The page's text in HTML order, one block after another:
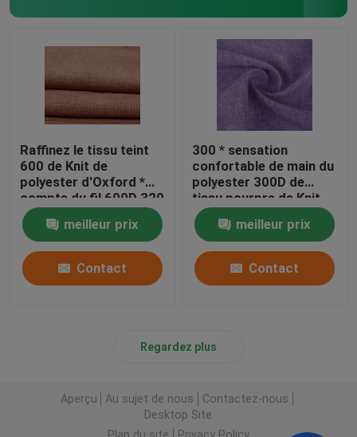
Raffinez le tissu teint
600 de Knit de
polyester d'Oxford *
compte du fil 600D 320
GM/M pour le tissu de
sac
meilleur prix
Contact
300 * sensation
confortable de main du
polyester 300D de
tissu pourpre de Knit
lavable
meilleur prix
Contact
Regardez plus
Aperçu Au sujet de nous
Contactez-nous
Desktop Site
Plan du site
Privacy Policy